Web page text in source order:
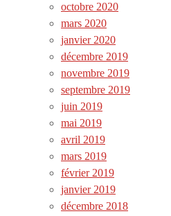
octobre 2020
mars 2020
janvier 2020
décembre 2019
novembre 2019
septembre 2019
juin 2019
mai 2019
avril 2019
mars 2019
février 2019
janvier 2019
décembre 2018